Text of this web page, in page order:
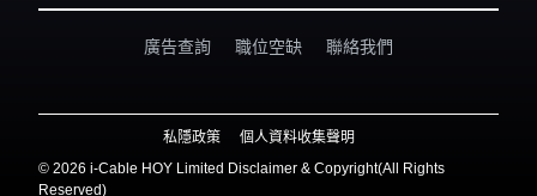
廣告查詢 職位空缺 聯絡我們
私隱政策
個人資料收集聲明
© 2026 i-Cable HOY Limited Disclaimer & Copyright(All Rights
Reserved)